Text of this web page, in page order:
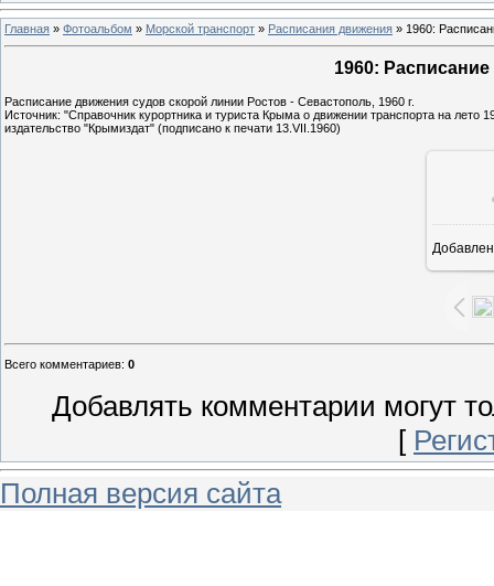
Главная » Фотоальбом » Морской транспорт » Расписания движения » 1960:
1960:
Расписание движения судов скорой линии Ростов - Севастополь, 1960 г.
Источник: "Справочник курортника и туриста Крыма о движении транспорта на лето
издательство "Крымиздат" (подписано к печати 13.VII.1960)
Всего комментариев: 0
Добавлять комментарии могут
[
Полная версия сайта